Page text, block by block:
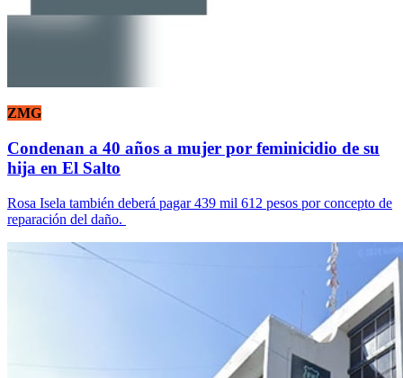
ZMG
Condenan a 40 años a mujer por feminicidio de su
hija en El Salto
Rosa Isela también deberá pagar 439 mil 612 pesos por concepto de
reparación del daño.